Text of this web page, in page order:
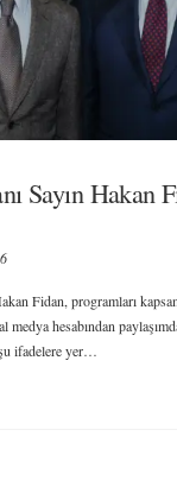
Sayın Hakan
Fidan, programları
medya hesabından
ifadelere yer…